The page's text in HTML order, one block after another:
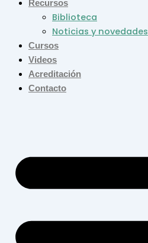
Recursos
Biblioteca
Noticias y novedades
Cursos
Videos
Acreditación
Contacto